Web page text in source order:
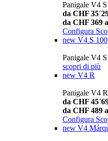
Panigale V4 S
da CHF
da CHF 369
Configura
new V4 S 100
Panigale V4
scopri di più
new V4 R
Panigale V4 R
da CHF
da CHF 489
Configura
new V4